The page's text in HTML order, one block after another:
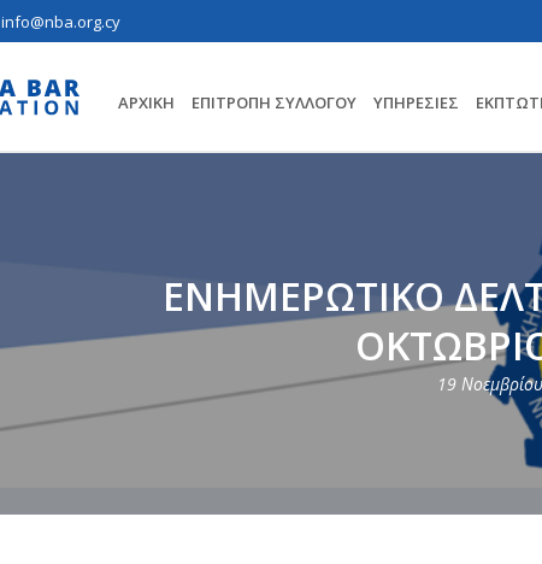
info@nba.org.cy
ΑΡΧΙΚΉ ΕΠΙΤΡΟΠΗ ΣΥΛΛΟΓΟΥ ΥΠΗΡΕΣΊΕΣ
ΕΝΗΜΕΡΩΤΙΚΟ
19